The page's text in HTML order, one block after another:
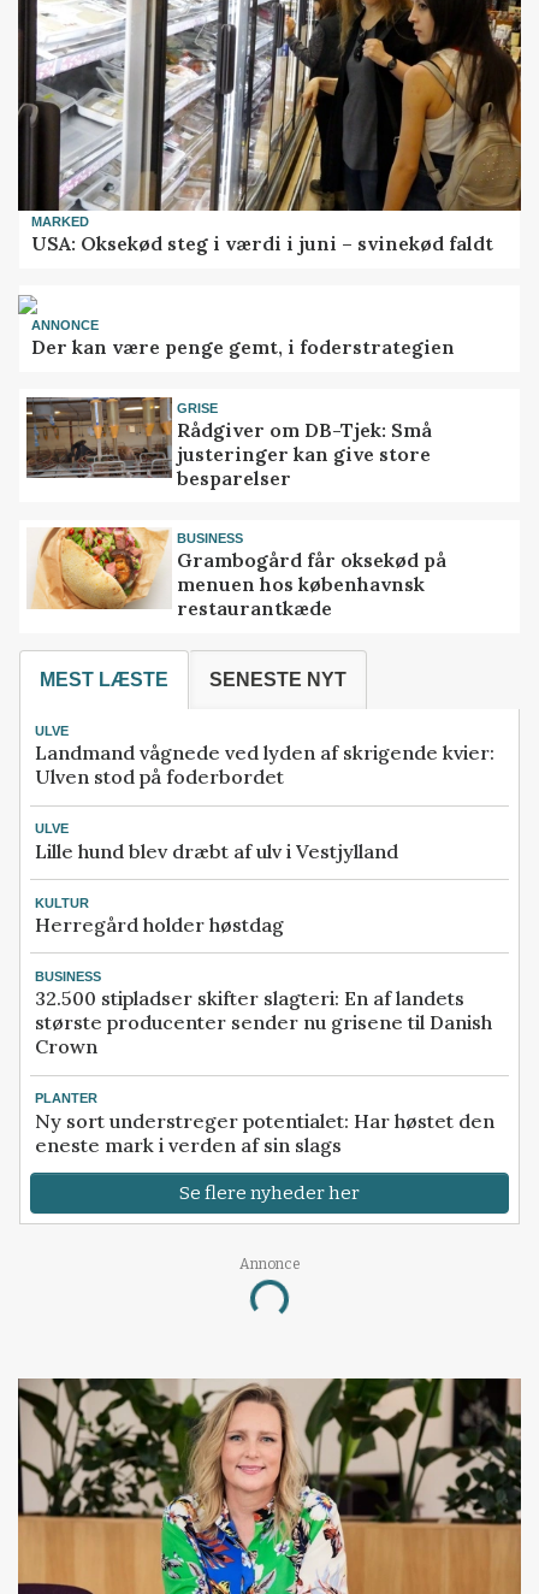
MARKED
USA: Oksekød steg i værdi i juni – svinekød faldt
ANNONCE
Der kan være penge gemt, i foderstrategien
GRISE
Rådgiver om DB-Tjek: Små
justeringer kan give store
besparelser
BUSINESS
Grambogård får oksekød på
menuen hos københavnsk
restaurantkæde
MEST LÆSTE SENESTE NYT
ULVE
Landmand vågnede ved lyden af skrigende kvier:
Ulven stod på foderbordet
ULVE
Lille hund blev dræbt af ulv i Vestjylland
KULTUR
Herregård holder høstdag
BUSINESS
32.500 stipladser skifter slagteri: En af landets
største producenter sender nu grisene til Danish
Crown
PLANTER
Ny sort understreger potentialet: Har høstet den
eneste mark i verden af sin slags
Se flere nyheder her
Annonce
Loading...